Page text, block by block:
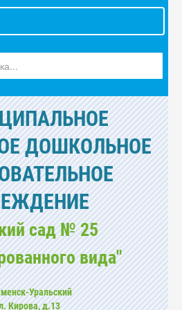
ДОШКОЛЬНОЕ
сад № 25
вида"
Уральский
Кирова, д.13